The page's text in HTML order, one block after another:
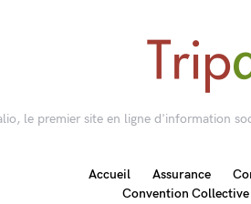
le premier site en ligne d'information
Accueil Assurance
Convention Collective